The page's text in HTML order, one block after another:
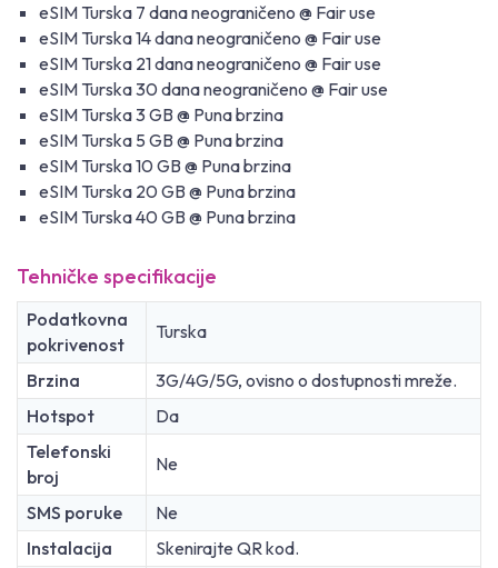
eSIM Turska 7 dana neograničeno @ Fair use
eSIM Turska 14 dana neograničeno @ Fair use
eSIM Turska 21 dana neograničeno @ Fair use
eSIM Turska 30 dana neograničeno @ Fair use
eSIM Turska 3 GB @ Puna brzina
eSIM Turska 5 GB @ Puna brzina
eSIM Turska 10 GB @ Puna brzina
eSIM Turska 20 GB @ Puna brzina
eSIM Turska 40 GB @ Puna brzina
Tehničke specifikacije
Podatkovna
pokrivenost
Turska
Brzina
3G/4G/5G, ovisno o dostupnosti mreže.
Hotspot
Da
Telefonski
broj
Ne
SMS poruke
Ne
Instalacija
Skenirajte QR kod.